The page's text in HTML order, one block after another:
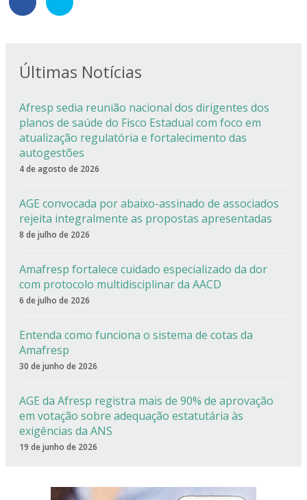
Últimas Notícias
Afresp sedia reunião nacional dos dirigentes dos
planos de saúde do Fisco Estadual com foco em
atualização regulatória e fortalecimento das
autogestões
4 de agosto de 2026
AGE convocada por abaixo-assinado de associados
rejeita integralmente as propostas apresentadas
8 de julho de 2026
Amafresp fortalece cuidado especializado da dor
com protocolo multidisciplinar da AACD
6 de julho de 2026
Entenda como funciona o sistema de cotas da
Amafresp
30 de junho de 2026
AGE da Afresp registra mais de 90% de aprovação
em votação sobre adequação estatutária às
exigências da ANS
19 de junho de 2026